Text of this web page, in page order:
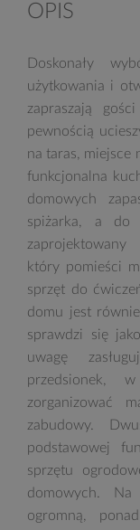
OPIS
Doskonały
użytkowania i
zapraszają
pewnością
na taras, miejsce
funkcjonalna
domowych
spiżarka, a do
zaprojektowany
który pomieści
sprzęt do
domu jest
sprawdzi się
uwagę
przedsionek,
zorganizować
zabudowy.
podstawowej
sprzętu
domowych. Na
ogromną,